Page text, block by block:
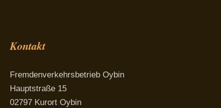
Kontakt
Fremdenverkehrsbetrieb Oybin
Hauptstraße 15
02797 Kurort Oybin